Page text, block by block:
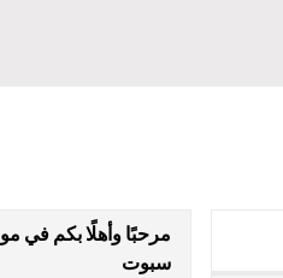
مرحبًا وأهلًا بكم في
سبوت